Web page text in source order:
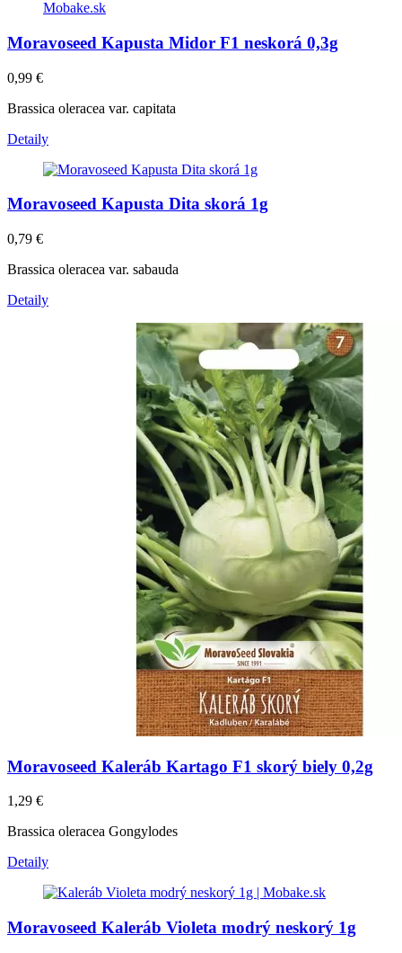
Moravoseed Kapusta Midor F1 neskorá 0,3g
0,99 €
Brassica oleracea var. capitata
Detaily
Moravoseed Kapusta Dita skorá 1g
0,79 €
Brassica oleracea var. sabauda
Detaily
Moravoseed Kaleráb Kartago F1 skorý biely 0,2g
1,29 €
Brassica oleracea Gongylodes
Detaily
Moravoseed Kaleráb Violeta modrý neskorý 1g